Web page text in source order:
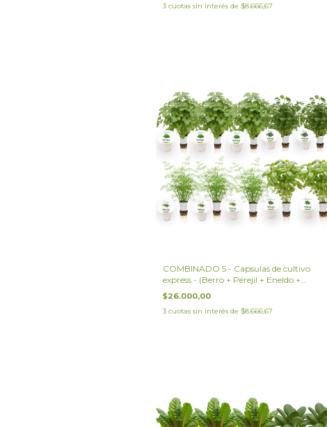
3 cuotas sin interés de $8.666,67
COMBINADO 5 - Capsulas de cultivo
express - (Berro + Perejil + Eneldo +
Albahaca)
$26.000,00
3 cuotas sin interés de $8.666,67